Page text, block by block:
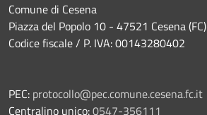
Comune di Cesena
Piazza del Popolo 10 - 47521 Cesena (FC)
Codice fiscale / P. IVA: 00143280402
PEC: protocollo@pec.comune.cesena.fc.it
Centralino unico:0547-356111